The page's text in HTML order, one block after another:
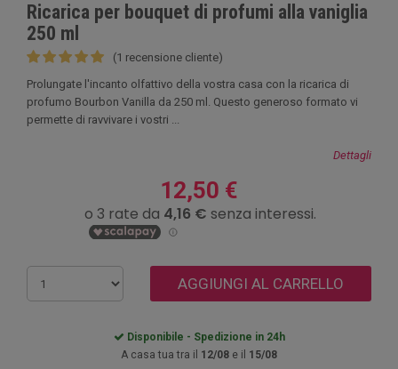
Ricarica per bouquet di profumi alla vaniglia
250 ml
(1 recensione cliente)
Prolungate l'incanto olfattivo della vostra casa con la ricarica di
profumo Bourbon Vanilla da 250 ml. Questo generoso formato vi
permette di ravvivare i vostri ...
Dettagli
12,50 €
AGGIUNGI AL CARRELLO
Disponibile - Spedizione in 24h
A casa tua tra il 12/08 e il 15/08